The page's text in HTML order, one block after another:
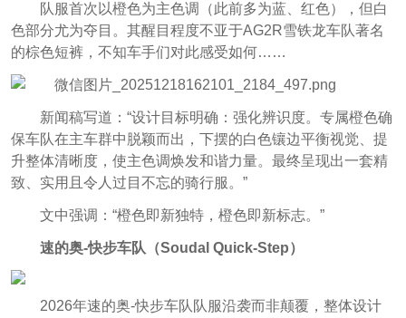
队服首次以橙色为主色调（此前多为蓝、红色），但白
色部分尤为夺目。其醒目程度不亚于AG2R雪铁龙车队著名
的棕色短裤，不知车手们对此感受如何……
新闻稿写道：“设计目标明确：强化辨识度。专属橙色确
保车队在主车群中脱颖而出，下摆的白色镶边平衡视觉、提
升整体清晰度，使主色调焕发和谐力量。最终呈现出一套精
致、实用且令人过目不忘的骑行服。”
文中强调：“橙色即新独特，橙色即新标志。”
速的奥-快步车队（Soudal Quick-Step）
2026年速的奥-快步车队队服沿袭而非颠覆，整体设计